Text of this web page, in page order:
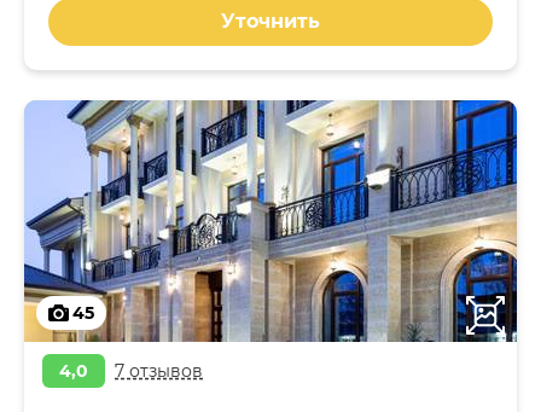
Уточнить
45
4,0 7 отзывов